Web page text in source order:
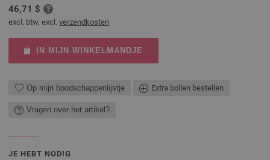
46,71 $
excl. btw, excl. verzendkosten
IN MIJN WINKELMANDJE
Op mijn boodschappenlijstje Extra bollen bestellen
Vragen over het artikel?
JE HEBT NODIG